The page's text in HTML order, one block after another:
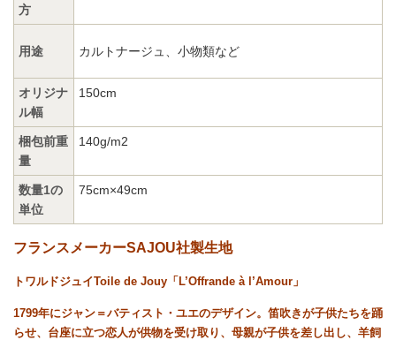
方
用途 カルトナージュ、小物類など
オリジナ
ル幅
150cm
梱包前重
量
140g/m2
数量1の
単位
75cm×49cm
フランスメーカーSAJOU社製生地
トワルドジュイToile de Jouy「L’Offrande à l’Amour」
1799年にジャン＝バティスト・ユエのデザイン。笛吹きが子供たちを踊
らせ、台座に立つ恋人が供物を受け取り、母親が子供を差し出し、羊飼